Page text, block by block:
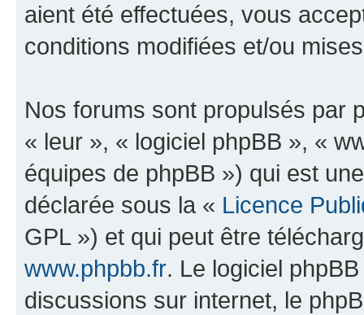
aient été effectuées, vous
conditions modifiées et/ou
Nos forums sont propulsés par
« leur », « logiciel phpBB », «
équipes de phpBB ») qui est
déclarée sous la « Licence
GPL ») et qui peut être
www.phpbb.fr. Le logiciel
discussions sur internet, le